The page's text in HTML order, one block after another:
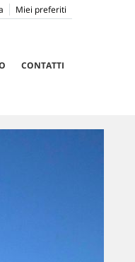
Miei preferiti
CONTATTI